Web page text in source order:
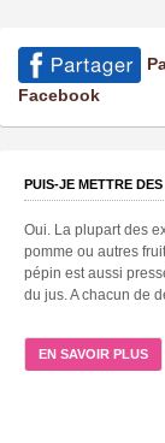
Facebook
PUIS-JE METTRE
Oui. La plupart des
pomme ou autres
pépin est aussi
du jus. A chacun de
EN SAVOIR PLUS